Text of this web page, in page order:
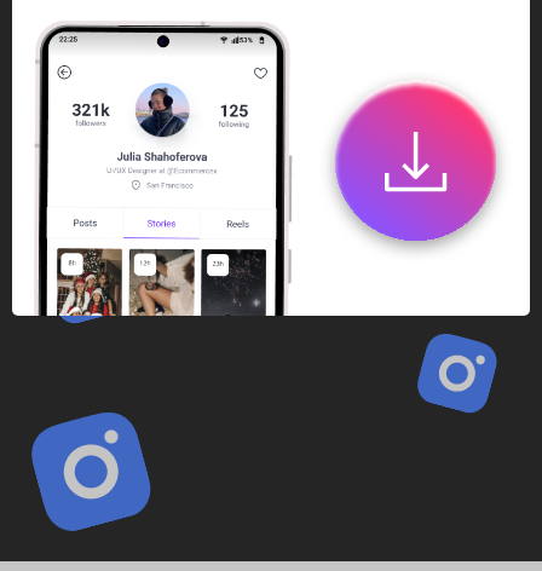
скачивайStories,Reels
или Telegram-приложении.
Быстро, просто и удобно.
Перейти к боту